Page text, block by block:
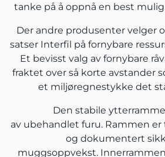
tanke på å oppnå en best
Der andre produsenter velger
satser Interfil på fornybare
Et bevisst valg av fornybare
fraktet over så korte avstander
et miljøregnestykke det
Den stabile
av ubehandlet furu. Rammen
og dokumentert
muggsoppvekst.